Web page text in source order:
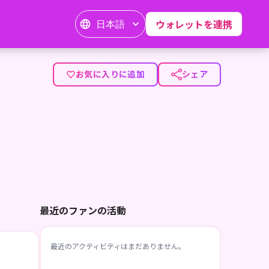
日本語 ウォレットを連携
お気に入りに追加 シェア
最近のファンの活動
最近のアクティビティはまだありません。